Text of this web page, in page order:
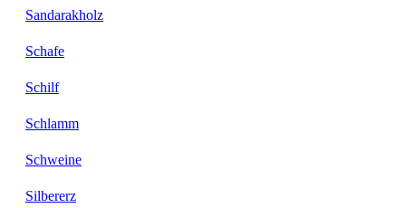
Sandarakholz
Schafe
Schilf
Schlamm
Schweine
Silbererz